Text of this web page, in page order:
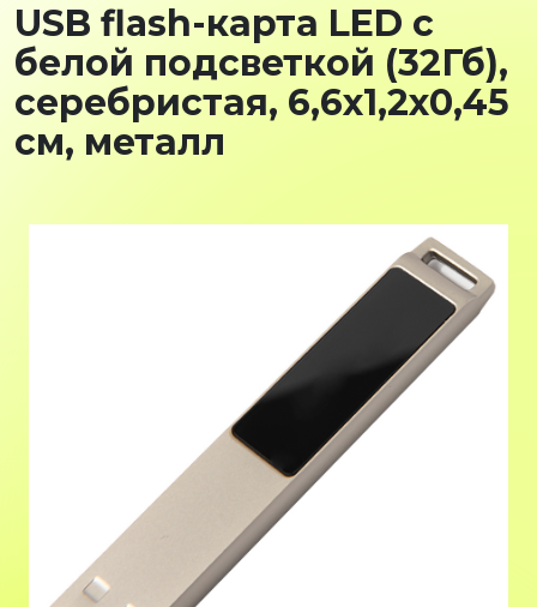
USB flash-карта LED с
белой подсветкой (32Гб),
серебристая, 6,6х1,2х0,45
см, металл